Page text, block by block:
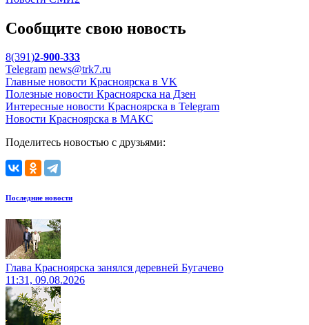
Сообщите свою новость
8(391)2-900-333
Telegram news@trk7.ru
Главные новости Красноярска в VK
Полезные новости Красноярска на Дзен
Интересные новости Красноярска в Telegram
Новости Красноярска в МАКС
Поделитесь новостью с друзьями:
Последние новости
Глава Красноярска занялся деревней Бугачево
11:31, 09.08.2026